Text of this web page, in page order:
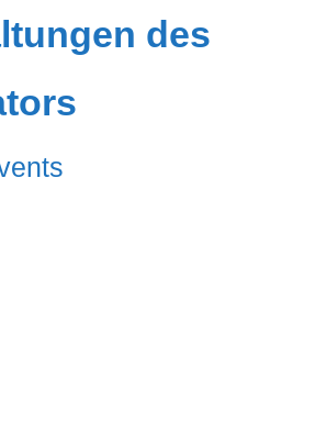
des